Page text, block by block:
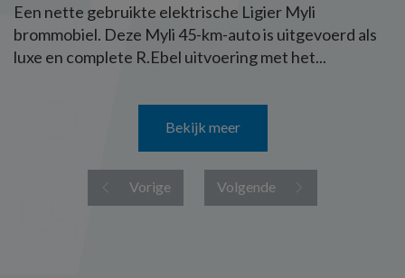
Een nette gebruikte elektrische Ligier Myli
brommobiel. Deze Myli 45-km-auto is uitgevoerd als
luxe en complete R.Ebel uitvoering met het...
Bekijk meer
Vorige Volgende